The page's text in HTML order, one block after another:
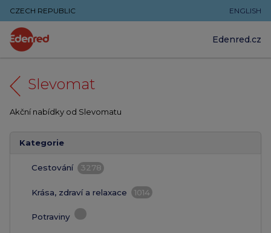
CZECH REPUBLIC ENGLISH
Edenred.cz
Slevomat
Akční nabídky od Slevomatu
Kategorie
Cestování 3278
Krása, zdraví a relaxace 1014
Potraviny